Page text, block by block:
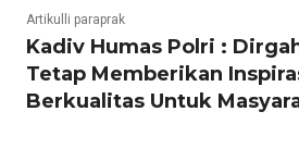
Artikulli paraprak
Kadiv Humas Polri :
Tetap Memberikan
Berkualitas Untuk